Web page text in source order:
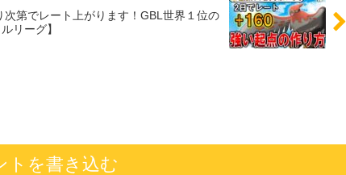
次第でレート上がります！GBL世界１位の
リーグ】
トを書き込む